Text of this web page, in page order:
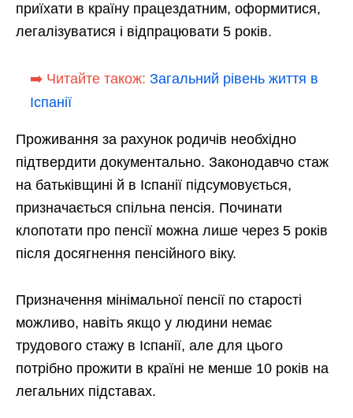
приїхати в країну працездатним, оформитися,
легалізуватися і відпрацювати 5 років.
➡️ Читайте також: Загальний рівень життя в
Іспанії
Проживання за рахунок родичів необхідно
підтвердити документально. Законодавчо стаж
на батьківщині й в Іспанії підсумовується,
призначається спільна пенсія. Починати
клопотати про пенсії можна лише через 5 років
після досягнення пенсійного віку.
Призначення мінімальної пенсії по старості
можливо, навіть якщо у людини немає
трудового стажу в Іспанії, але для цього
потрібно прожити в країні не менше 10 років на
легальних підставах.